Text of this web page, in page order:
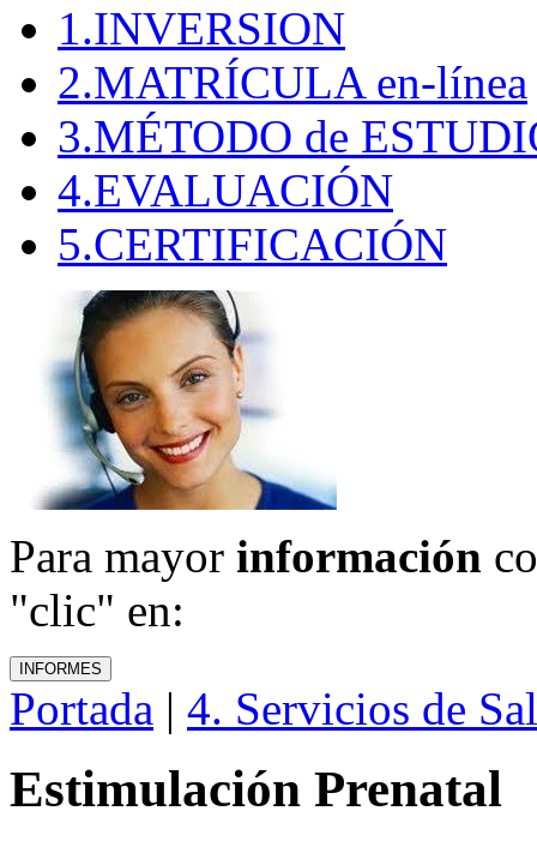
1.INVERSION
2.MATRÍCULA en-línea
3.MÉTODO de
4.EVALUACIÓN
5.CERTIFICACIÓN
Para mayor información
"clic" en:
Portada | 4. Servicios de
Estimulación Prenatal